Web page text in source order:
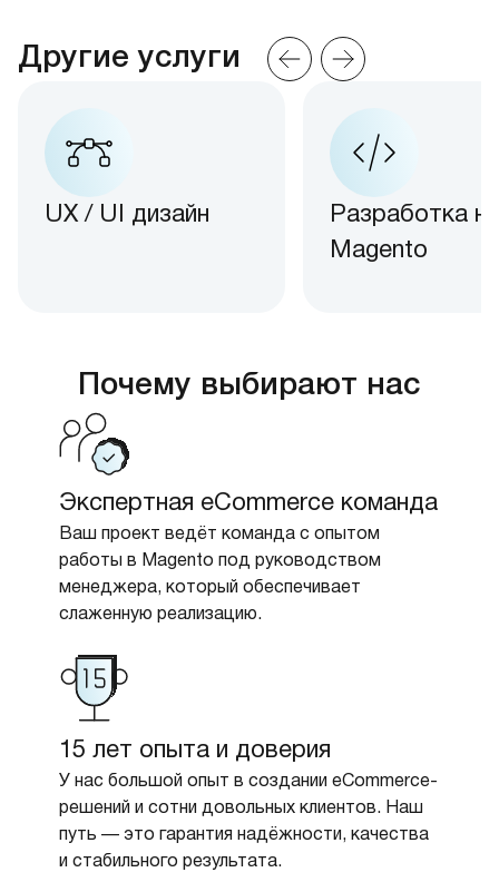
Другие услуги
UX / UI дизайн
Разработка на
Magento
Почему выбирают нас
Экспертная eCommerce команда
Ваш проект ведёт команда с опытом
работы в Magento под руководством
менеджера, который обеспечивает
слаженную реализацию.
15 лет опыта и доверия
У нас большой опыт в создании eCommerce-
решений и сотни довольных клиентов. Наш
путь — это гарантия надёжности, качества
и стабильного результата.